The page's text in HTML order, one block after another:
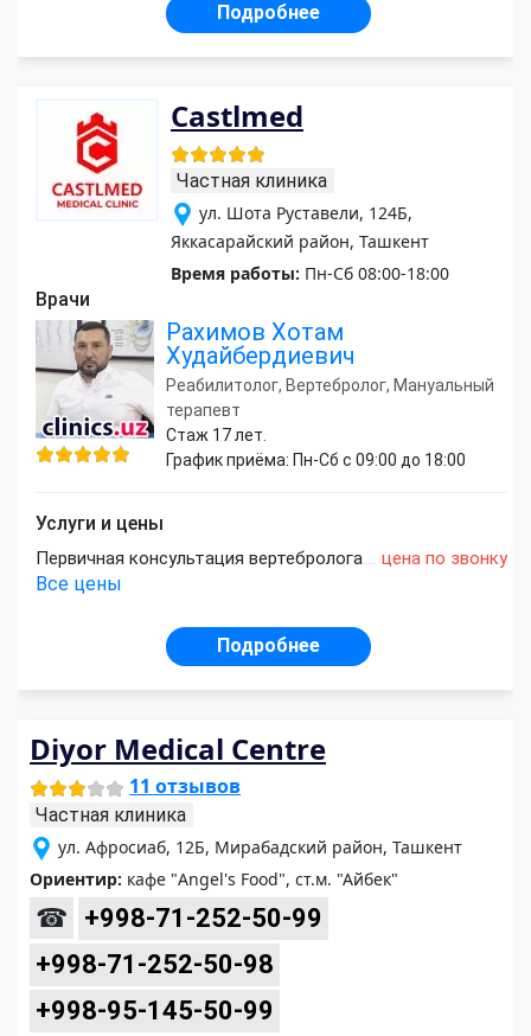
Подробнее
Castlmed
Частная клиника
ул. Шота Руставели, 124Б,
Яккасарайский район, Ташкент
Время работы: Пн-Сб 08:00-18:00
Врачи
Рахимов Хотам
Худайбердиевич
Реабилитолог, Вертебролог, Мануальный
терапевт
Стаж 17 лет.
График приёма: Пн-Сб с 09:00 до 18:00
Услуги и цены
Первичная консультация вертебролога цена по звонку
Все цены
Подробнее
Diyor Medical Centre
11 отзывов
Частная клиника
ул. Афросиаб, 12Б, Мирабадский район, Ташкент
Ориентир: кафе "Angel's Food", ст.м. "Айбек"
☎
+998-71-252-50-99
+998-71-252-50-98
+998-95-145-50-99